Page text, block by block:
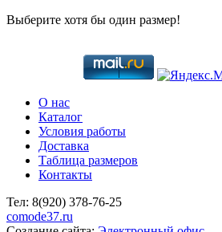
Выберите хотя бы один размер!
О нас
Каталог
Условия работы
Доставка
Таблица размеров
Контакты
Тел: 8(920) 378-76-25
comode37.ru